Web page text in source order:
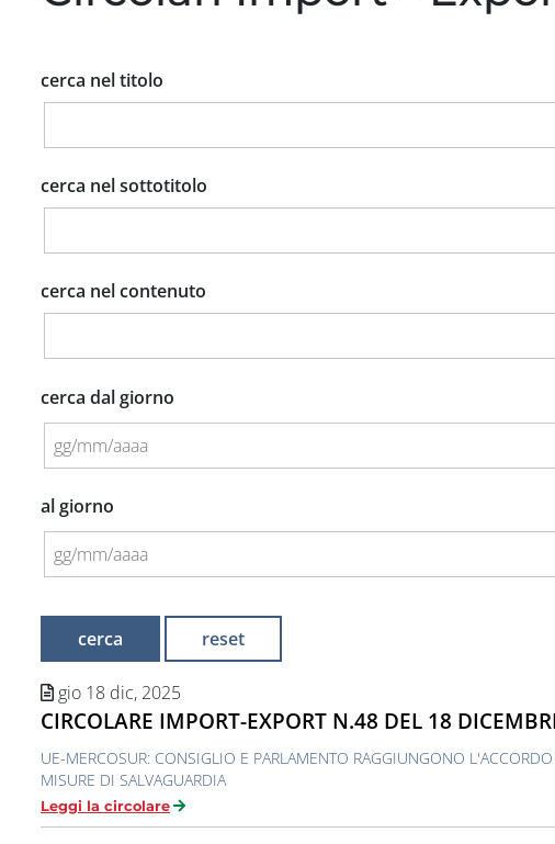
cerca nel titolo
cerca nel sottotitolo
cerca nel contenuto
cerca dal giorno
al giorno
gio 18 dic, 2025
CIRCOLARE IMPORT-EXPORT N.48 DEL 18
UE-MERCOSUR: CONSIGLIO E PARLAMENTO RAGGIUNGONO
MISURE DI SALVAGUARDIA
Leggi la circolare